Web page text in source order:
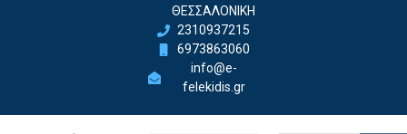
ΘΕΣΣΑΛΟΝΙΚΗ
2310937215
6973863060
info@e-
felekidis.gr